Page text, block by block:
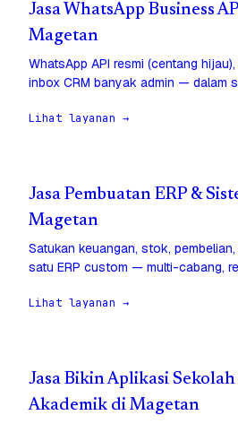
Jasa WhatsApp Business
Magetan
WhatsApp API resmi (centang
inbox CRM banyak admin — dalam
Lihat layanan →
Jasa Pembuatan ERP &
Magetan
Satukan keuangan, stok,
satu ERP custom — multi-cabang,
Lihat layanan →
Jasa Bikin Aplikasi Sekolah
Akademik di Magetan